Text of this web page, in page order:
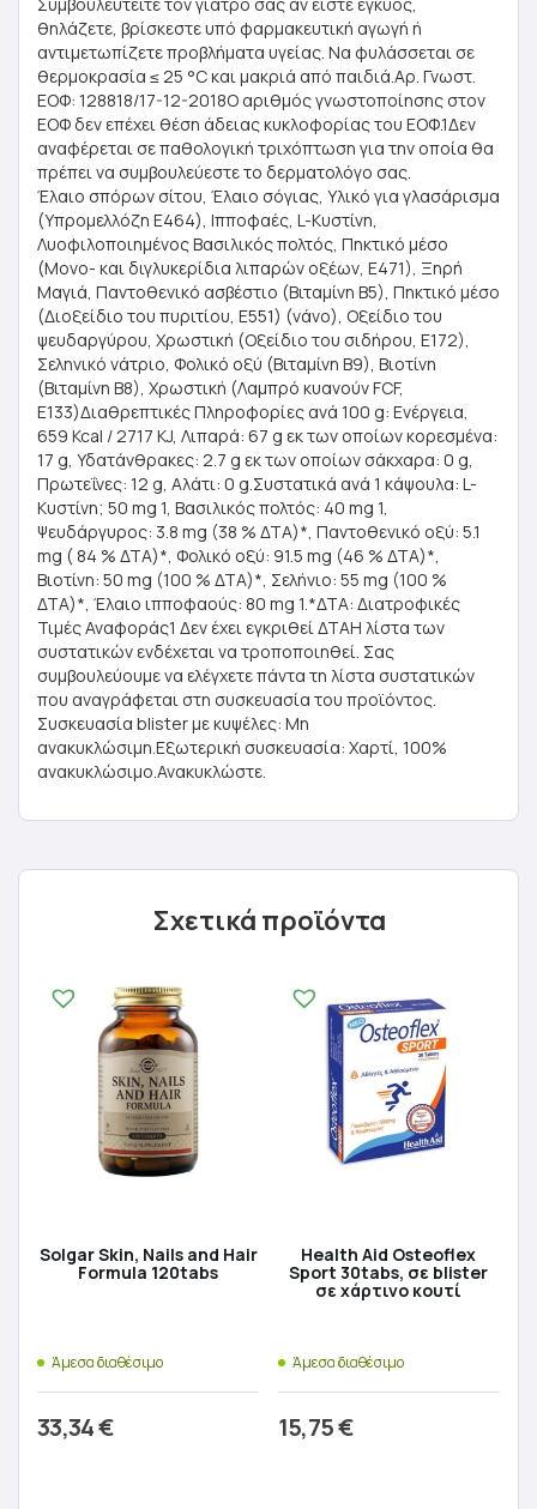
θηλάζετε, βρίσκεστε υπό φαρμακευτική αγωγή ή
αντιμετωπίζετε προβλήματα υγείας. Να φυλάσσεται σε
θερμοκρασία ≤ 25 °C και μακριά από παιδιά.Αρ. Γνωστ.
ΕΟΦ: 128818/17-12-2018Ο αριθμός γνωστοποίησης στον
ΕΟΦ δεν επέχει θέση άδειας κυκλοφορίας του ΕΟΦ.1Δεν
αναφέρεται σε παθολογική τριχόπτωση για την οποία θα
πρέπει να συμβουλεύεστε το δερματολόγο σας.
Έλαιο σπόρων σίτου, Έλαιο σόγιας, Υλικό για γλασάρισμα
(Υπρομελλόζη E464), Ιπποφαές, L-Κυστίνη,
Λυοφιλοποιημένος Βασιλικός πολτός, Πηκτικό μέσο
(Μονο- και διγλυκερίδια λιπαρών οξέων, Ε471), Ξηρή
Μαγιά, Παντοθενικό ασβέστιο (Βιταμίνη Β5), Πηκτικό μέσο
(Διοξείδιο του πυριτίου, E551) (νάνο), Οξείδιο του
ψευδαργύρου, Χρωστική (Οξείδιο του σιδήρου, Ε172),
Σεληνικό νάτριο, Φολικό οξύ (Βιταμίνη Β9), Βιοτίνη
(Βιταμίνη Β8), Χρωστική (Λαμπρό κυανούν FCF,
E133)Διαθρεπτικές Πληροφορίες ανά 100 g: Ενέργεια,
659 Kcal / 2717 KJ, Λιπαρά: 67 g εκ των οποίων κορεσμένα:
17 g, Υδατάνθρακες: 2.7 g εκ των οποίων σάκχαρα: 0 g,
Πρωτεΐνες: 12 g, Αλάτι: 0 g.Συστατικά ανά 1 κάψουλα: L-
Κυστίνη; 50 mg 1, Βασιλικός πολτός: 40 mg 1,
Ψευδάργυρος: 3.8 mg (38 % ΔΤΑ)*, Παντοθενικό οξύ: 5.1
mg ( 84 % ΔΤΑ)*, Φολικό οξύ: 91.5 mg (46 % ΔΤΑ)*,
Βιοτίνη: 50 mg (100 % ΔΤΑ)*, Σελήνιο: 55 mg (100 %
ΔΤΑ)*, Έλαιο ιπποφαούς: 80 mg 1.*ΔΤΑ: Διατροφικές
Τιμές Αναφοράς1 Δεν έχει εγκριθεί ΔΤΑΗ λίστα των
συστατικών ενδέχεται να τροποποιηθεί. Σας
συμβουλεύουμε να ελέγχετε πάντα τη λίστα συστατικών
που αναγράφεται στη συσκευασία του προϊόντος.
Συσκευασία blister με κυψέλες: Μη
ανακυκλώσιμη.Εξωτερική συσκευασία: Χαρτί, 100%
ανακυκλώσιμο.Ανακυκλώστε.
Σχετικά προϊόντα
Solgar Skin, Nails and Hair
Formula 120tabs
Άμεσα διαθέσιμο
33,34€
Health Aid Osteoflex
Sport 30tabs, σε blister
σε χάρτινο κουτί
Άμεσα διαθέσιμο
15,75€